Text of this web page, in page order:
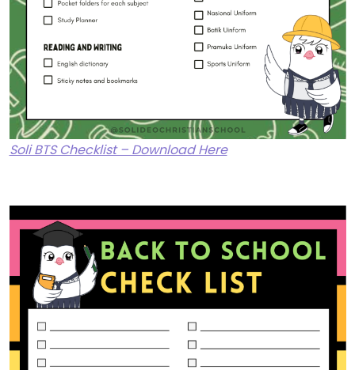
Soli BTS Checklist – Download Here